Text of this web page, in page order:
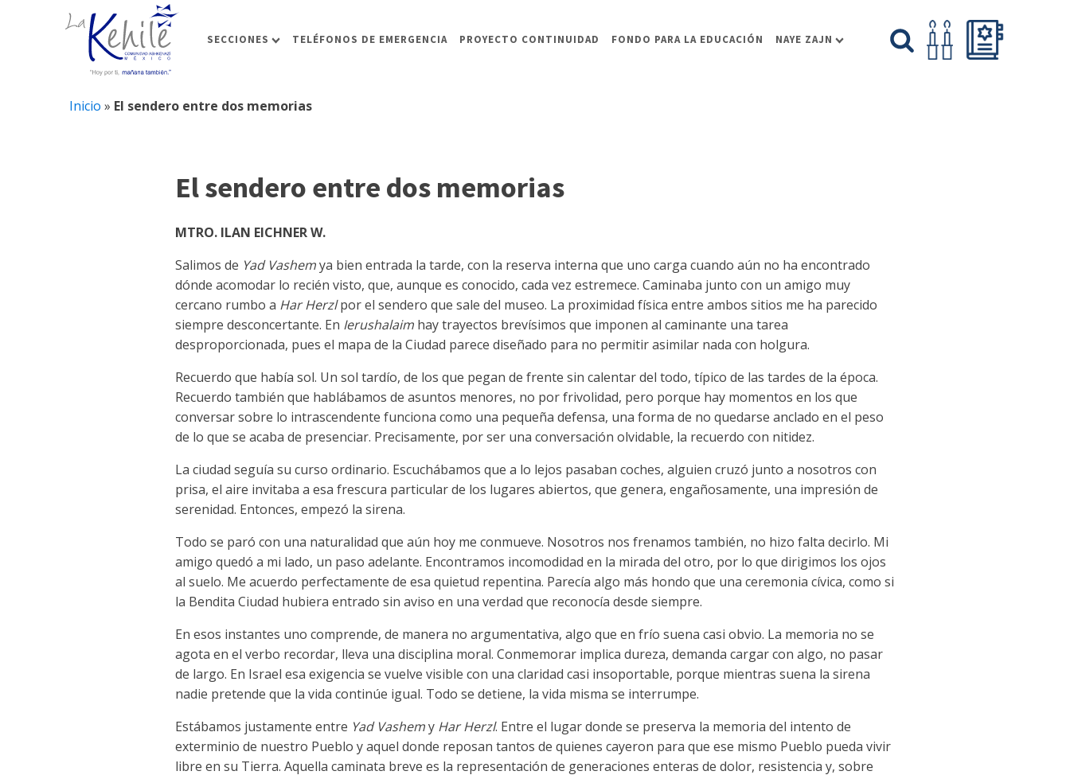
SECCIONES TELÉFONOS DE EMERGENCIA PROYECTO CONTINUIDAD FONDO PARA LA EDUCACIÓN NAYE ZAJN
Inicio » El sendero entre dos memorias
El sendero entre dos memorias
MTRO. ILAN EICHNER W.
Salimos de Yad Vashemya bien entrada la tarde, con la reserva interna que uno carga cuando aún no ha encontrado
dónde acomodar lo recién visto, que, aunque es conocido, cada vez estremece. Caminaba junto con un amigo muy
cercano rumbo a Har Herzlpor el sendero que sale del museo. La proximidad física entre ambos sitios me ha parecido
siempre desconcertante. En Ierushalaim hay trayectos brevísimos que imponen al caminante una tarea
desproporcionada, pues el mapa de la Ciudad parece diseñado para no permitir asimilar nada con holgura.
Recuerdo que había sol. Un sol tardío, de los que pegan de frente sin calentar del todo, típico de las tardes de la época.
Recuerdo también que hablábamos de asuntos menores, no por frivolidad, pero porque hay momentos en los que
conversar sobre lo intrascendente funciona como una pequeña defensa, una forma de no quedarse anclado en el peso
de lo que se acaba de presenciar. Precisamente, por ser una conversación olvidable, la recuerdo con nitidez.
La ciudad seguía su curso ordinario. Escuchábamos que a lo lejos pasaban coches, alguien cruzó junto a nosotros con
prisa, el aire invitaba a esa frescura particular de los lugares abiertos, que genera, engañosamente, una impresión de
serenidad. Entonces, empezó la sirena.
Todo se paró con una naturalidad que aún hoy me conmueve. Nosotros nos frenamos también, no hizo falta decirlo. Mi
amigo quedó a mi lado, un paso adelante. Encontramos incomodidad en la mirada del otro, por lo que dirigimos los ojos
al suelo. Me acuerdo perfectamente de esa quietud repentina. Parecía algo más hondo que una ceremonia cívica, como si
la Bendita Ciudad hubiera entrado sin aviso en una verdad que reconocía desde siempre.
En esos instantes uno comprende, de manera no argumentativa, algo que en frío suena casi obvio. La memoria no se
agota en el verbo recordar, lleva una disciplina moral. Conmemorar implica dureza, demanda cargar con algo, no pasar
de largo. En Israel esa exigencia se vuelve visible con una claridad casi insoportable, porque mientras suena la sirena
nadie pretende que la vida continúe igual. Todo se detiene, la vida misma se interrumpe.
Estábamos justamente entre Yad Vashemy Har Herzl. Entre el lugar donde se preserva la memoria del intento de
exterminio de nuestro Pueblo y aquel donde reposan tantos de quienes cayeron para que ese mismo Pueblo pueda vivir
libre en su Tierra. Aquella caminata breve es la representación de generaciones enteras de dolor, resistencia y, sobre